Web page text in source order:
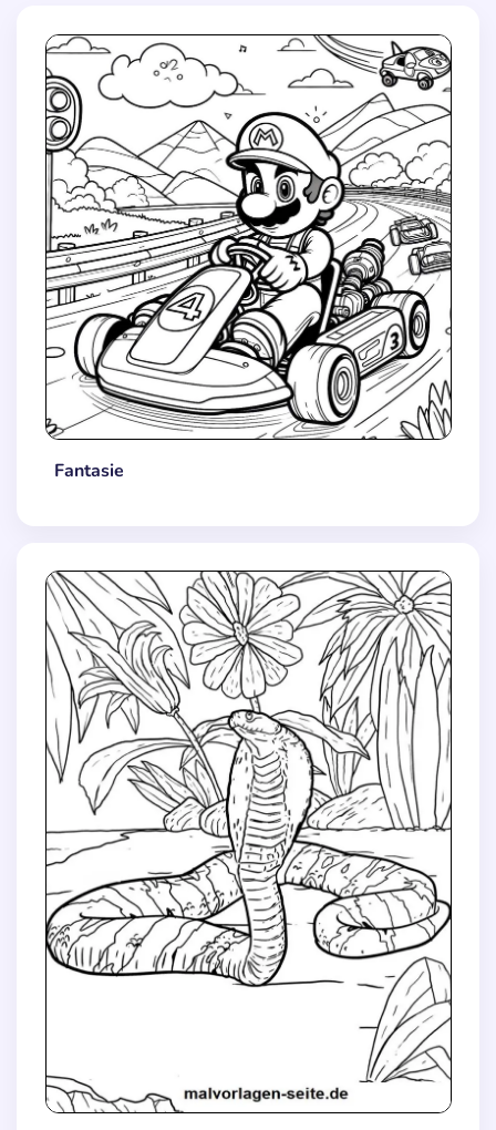
Fantasie